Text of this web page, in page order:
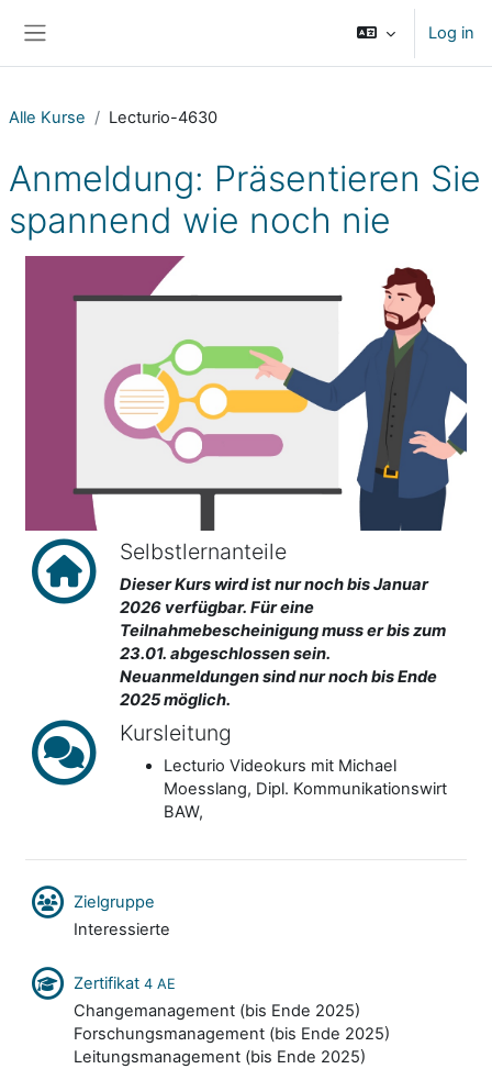
Log in
Alle Kurse Lecturio-4630
Anmeldung: Präsentieren Sie
spannend wie noch nie
Selbstlernanteile
Dieser Kurs wird ist nur noch bis Januar
2026 verfügbar. Für eine
Teilnahmebescheinigung muss er bis zum
23.01. abgeschlossen sein.
Neuanmeldungen sind nur noch bis Ende
2025 möglich.
Kursleitung
Lecturio Videokurs mit Michael
Moesslang, Dipl. Kommunikationswirt
BAW,
Zielgruppe
Interessierte
Zertifikat 4 AE
Changemanagement (bis Ende 2025)
Forschungsmanagement (bis Ende 2025)
Leitungsmanagement (bis Ende 2025)